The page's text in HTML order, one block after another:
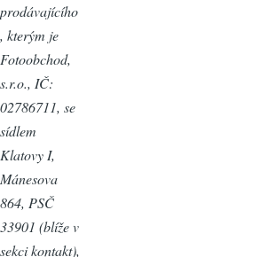
prodávajícího
, kterým je
Fotoobchod,
s.r.o., IČ:
02786711, se
sídlem
Klatovy I,
Mánesova
864, PSČ
33901 (blíže v
sekci kontakt),